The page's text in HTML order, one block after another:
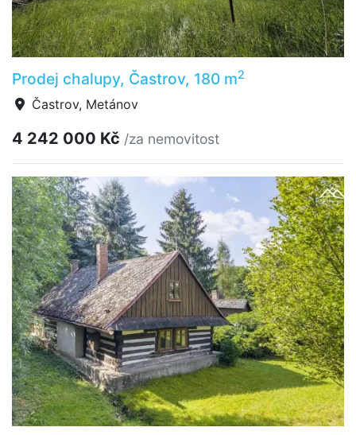
Prodej chalupy, Častrov, 180 m2
Častrov, Metánov
4 242 000 Kč /za nemovitost